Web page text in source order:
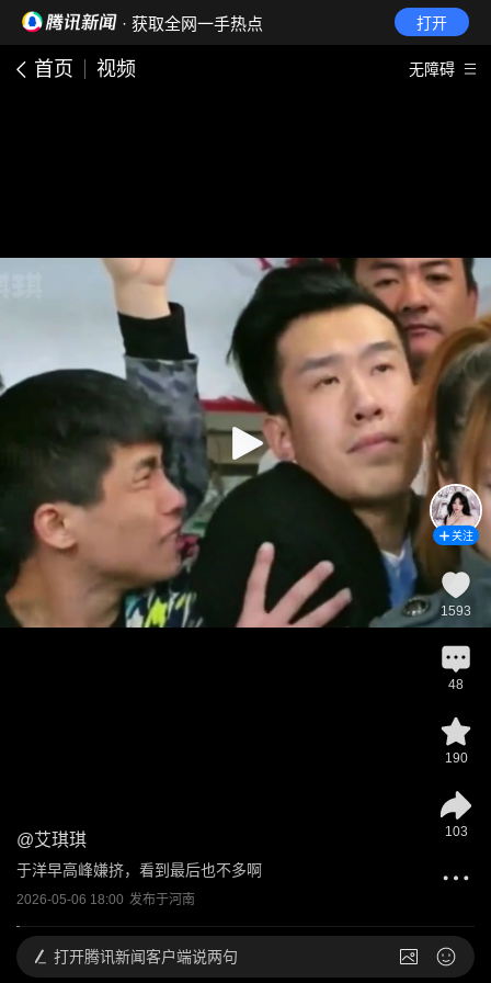
· 获取全网一手热点 打开
首页 视频 无障碍
@艾琪琪
于洋早高峰嫌挤，看到最后也不多啊
2026-05-06 18:00 发布于河南
关注
1593
48
190
103
打开腾讯新闻客户端说两句